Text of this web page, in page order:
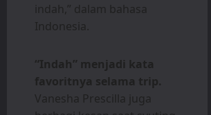
indah,” dalam bahasa
Indonesia.
“Indah” menjadi kata
favoritnya selama trip.
Vanesha Prescilla juga